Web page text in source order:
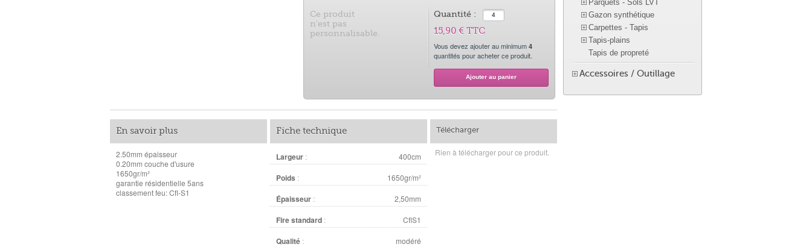
Ce produit
n'est pas
personnalisable.
Quantité :
15,90 € TTC
Vous devez ajouter au minimum4
quantités pour acheter ce produit.
En savoir plus
2.50mm épaisseur
0.20mm couche d'usure
1650gr/m²
garantie résidentielle 5ans
classement feu: Cfl-S1
Fiche technique
Largeur : 400cm
Poids : 1650gr/m²
Épaisseur : 2,50mm
Fire standard : CflS1
Qualité : modéré
Télécharger
Rien à télécharger pour ce produit.
Parquets - Sols LVT
Gazon synthétique
Carpettes - Tapis
Tapis-plains
Tapis de propreté
Accessoires / Outillage